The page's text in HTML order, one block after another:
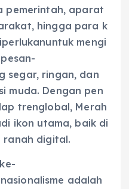
pemerintah, aparat
hingga para k
mengi
segar, ringan, dan
muda. Dengan pen
trenglobal, Merah
ikon utama, baik di
ranah digital.
adalah